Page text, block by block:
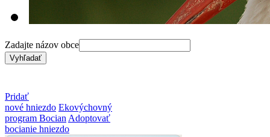
Zadajte názov obce
Pridať
nové hniezdo Ekovýchovný
program Bocian Adoptovať
bocianie hniezdo